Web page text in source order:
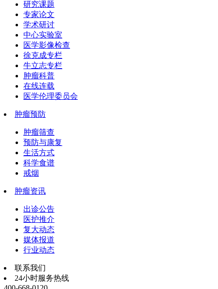
研究课题
专家论文
学术研讨
中心实验室
医学影像检查
徐克成专栏
牛立志专栏
肿瘤科普
在线连载
医学伦理委员会
肿瘤预防
肿瘤筛查
预防与康复
生活方式
科学食谱
戒烟
肿瘤资讯
出诊公告
医护推介
复大动态
媒体报道
行业动态
联系我们
24小时服务热线